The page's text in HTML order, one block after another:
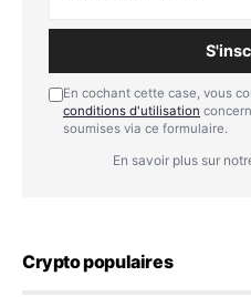
En cochant cette case, vous
conditions d'utilisation
soumises via ce formulaire.
En savoir plus sur
Crypto populaires